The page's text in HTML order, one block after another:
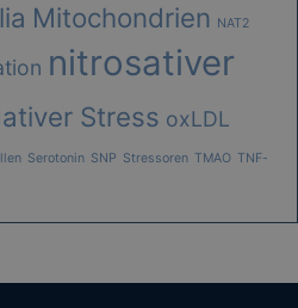
Mitochondrien NAT2
nitrosativer
Stress oxLDL
Serotonin SNP Stressoren TMAO TNF-